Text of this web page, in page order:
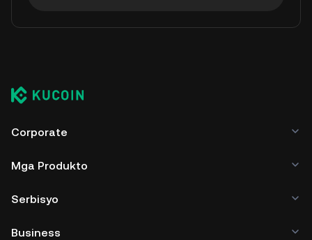
Corporate
Mga Produkto
Serbisyo
Business